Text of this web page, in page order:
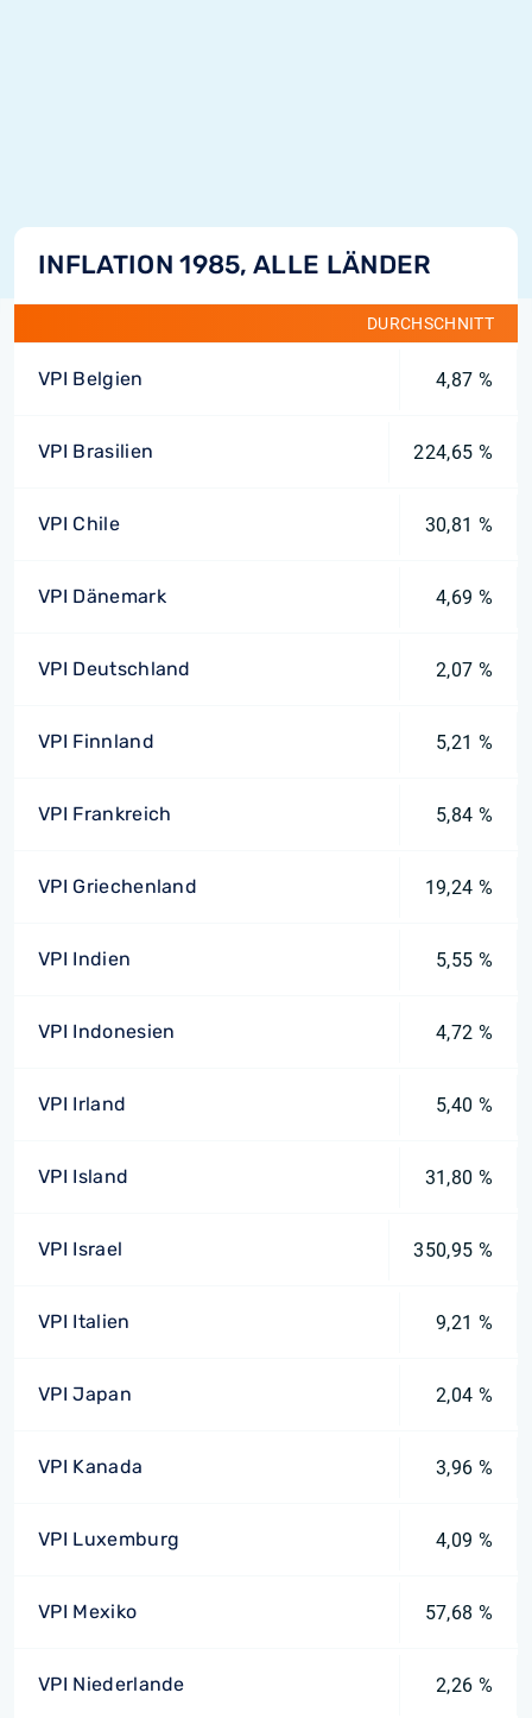
INFLATION 1985, ALLE LÄNDER
DURCHSCHNITT
VPI Belgien 4,87 %
VPI Brasilien 224,65 %
VPI Chile 30,81 %
VPI Dänemark 4,69 %
VPI Deutschland 2,07 %
VPI Finnland 5,21 %
VPI Frankreich 5,84 %
VPI Griechenland 19,24 %
VPI Indien 5,55 %
VPI Indonesien 4,72 %
VPI Irland 5,40 %
VPI Island 31,80 %
VPI Israel 350,95 %
VPI Italien 9,21 %
VPI Japan 2,04 %
VPI Kanada 3,96 %
VPI Luxemburg 4,09 %
VPI Mexiko 57,68 %
VPI Niederlande 2,26 %